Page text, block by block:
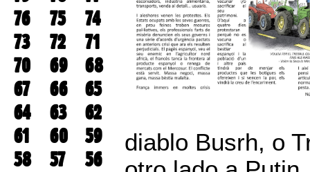
76
75
74
73
72
71
70
69
68
67
66
65
64
63
62
61
60
59
58
57
56
diablo Busrh, o